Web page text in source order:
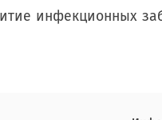
инфекционных